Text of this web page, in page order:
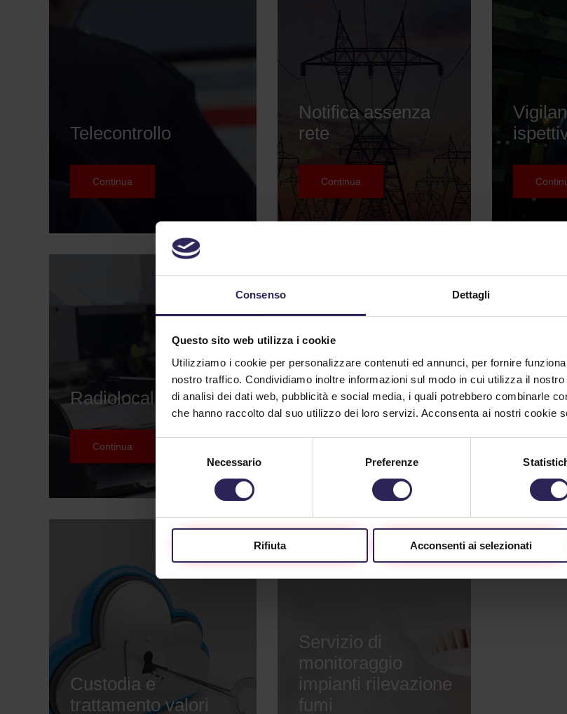
Consenso Dettagli
Questo sito web utilizza i cookie
Utilizziamo i cookie per personalizzare contenuti ed annunci, per fornire
nostro traffico. Condividiamo inoltre informazioni sul modo in cui utilizza il
di analisi dei dati web, pubblicità e social media, i quali potrebbero combinarle
che hanno raccolto dal suo utilizzo dei loro servizi. Acconsenta ai nostri cookie
Necessario Preferenze
Rifiuta Acconsenti ai selezionati
Telecontrollo
Continua
Notifica assenza
rete
Continua
Radiolocalizzazione
Continua
Servizi
antitaccheggio
Custodia e
trattamento valori
Servizio di
monitoraggio
impianti rilevazione
fumi